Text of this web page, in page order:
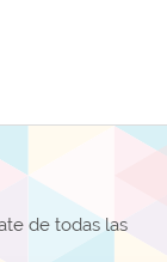
de todas las